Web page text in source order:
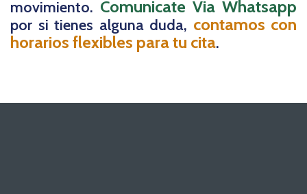
movimiento. Comunicate Via Whatsapp
por si tienes alguna duda, contamos con
horarios flexibles para tu cita.